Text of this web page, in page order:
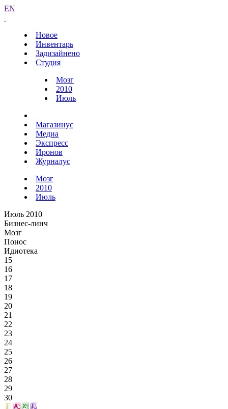
EN
Новое
Инвентарь
Задизайнено
Студия
Мозг
2010
Июль
Магазинус
Медиа
Экспресс
Иронов
Журналус
Мозг
2010
Июль
Июль 2010
Бизнес-линч
Мозг
Понос
Идиотека
15
16
17
18
19
20
21
22
23
24
25
26
27
28
29
30